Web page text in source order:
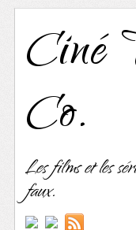
Ciné
Co.
Les films et les
faux.